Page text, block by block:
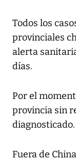
Todos los
provinciales
alerta
días.
Por el
provincia sin
diagnosticado.
Fuera de